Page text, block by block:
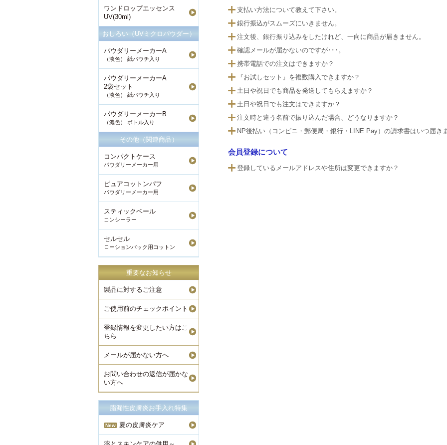
支払い方法について教えて下さい。
銀行振込がスムーズにいきません。
注文後、銀行振り込みをしたけれど、一向に商品が届きません。
確認メールが届かないのですが･･･。
携帯電話での注文はできますか？
『お試しセット』を複数購入できますか？
土日や祝日でも商品を発送してもらえますか？
土日や祝日でも注文はできますか？
注文時と違う名前で振り込んだ場合、どうなりますか？
NP後払い（コンビニ・郵便局・銀行・LINE Pay）の請求書はいつ届き
会員登録について
登録しているメールアドレスや住所は変更できますか？
ワンドロップエッセンス
UV(30ml)
おしろい（UVミクロパウダー）
パウダリーメーカーA
（淡色） 紙パウチ入り
パウダリーメーカーA
2袋セット
（淡色） 紙パウチ入り
パウダリーメーカーB
（濃色） ボトル入り
その他（関連商品）
コンパクトケース
パウダリーメーカー用
ピュアコットンパフ
パウダリーメーカー用
スティックベール
コンシーラー
セルセル
ローションパック用コットン
重要なお知らせ
製品に対するご注意
ご使用前のチェックポイント
登録情報を変更したい方はこ
ちら
メールが届かない方へ
お問い合わせの返信が届かな
い方へ
脂漏性皮膚炎お手入れ特集
New 夏の皮膚炎ケア